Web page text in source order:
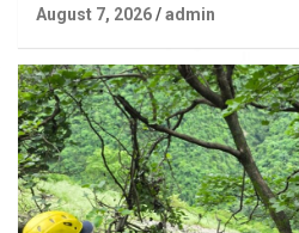
August 7, 2026 admin